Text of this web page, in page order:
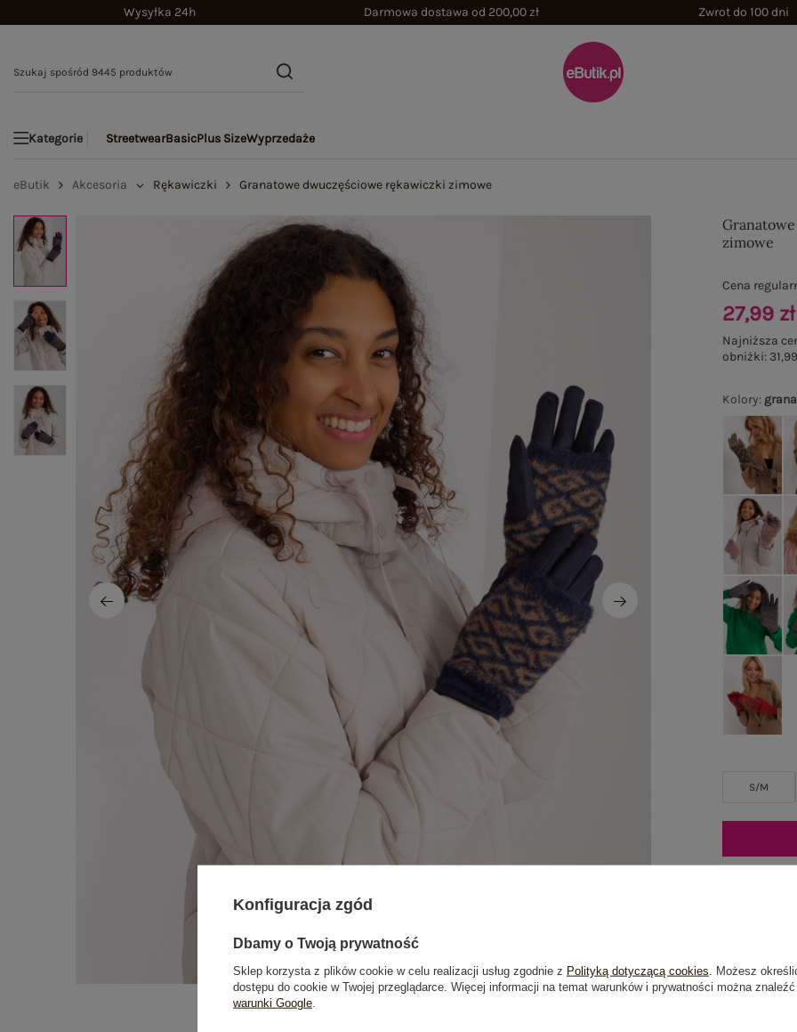
Wysyłka 24h Darmowa dostawa od 200,00 zł Zwrot do 100 dni
Kategorie StreetwearBasicPlus SizeWyprzedaże
eButik Akcesoria Rękawiczki Granatowe dwuczęściowe rękawiczki zimowe
zimowe
Kolory:
S/M
Cena
27,99 zł
Najniższa
obniżki:
Konfiguracja zgód
Dbamy o Twoją prywatność
Sklep korzysta z plików cookie w celu realizacji usług zgodnie z Polityką dotyczącą cookies . Możesz
dostępu do cookie w Twojej przeglądarce. Więcej informacji na temat warunków i prywatności można
warunki Google